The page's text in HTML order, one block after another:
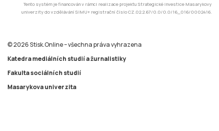
Tento systém je financován v rámci realizace projektu Strategické investice Masarykovy
univerzity do vzdělávání SIMU+ registrační číslo CZ.02.2.67/0.0/0.0/16_016/0002416.
© 2026 Stisk.Online – všechna práva vyhrazena
Katedra mediálních studií a žurnalistiky
Fakulta sociálních studií
Masarykova univerzita